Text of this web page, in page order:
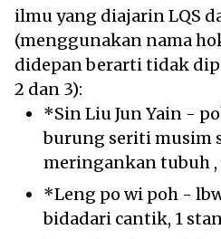
ilmu yang diajarin LQS
(menggunakan nama
didepan berarti tidak
2 dan 3):
*Sin Liu Jun Yain -
burung seriti musim
meringankan tubuh ,
*Leng po wi poh -
bidadari cantik, 1